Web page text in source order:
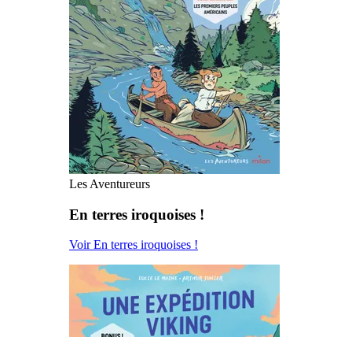
Les Aventureurs
En terres iroquoises !
Voir En terres iroquoises !